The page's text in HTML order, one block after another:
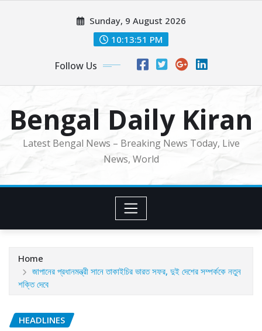
Sunday, 9 August 2026
10:13:53 PM
Follow Us
Bengal Daily Kiran
Latest Bengal News – Breaking News Today, Live
News, World
Home
জাপানের প্রধানমন্ত্রী সানে তাকাইচির ভারত সফর, দুই দেশের সম্পর্ককে নতুন
শক্তি দেবে
HEADLINES